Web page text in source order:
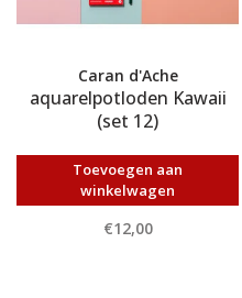
Caran d'Ache
aquarelpotloden Kawaii
(set 12)
Toevoegen aan
winkelwagen
€12,00